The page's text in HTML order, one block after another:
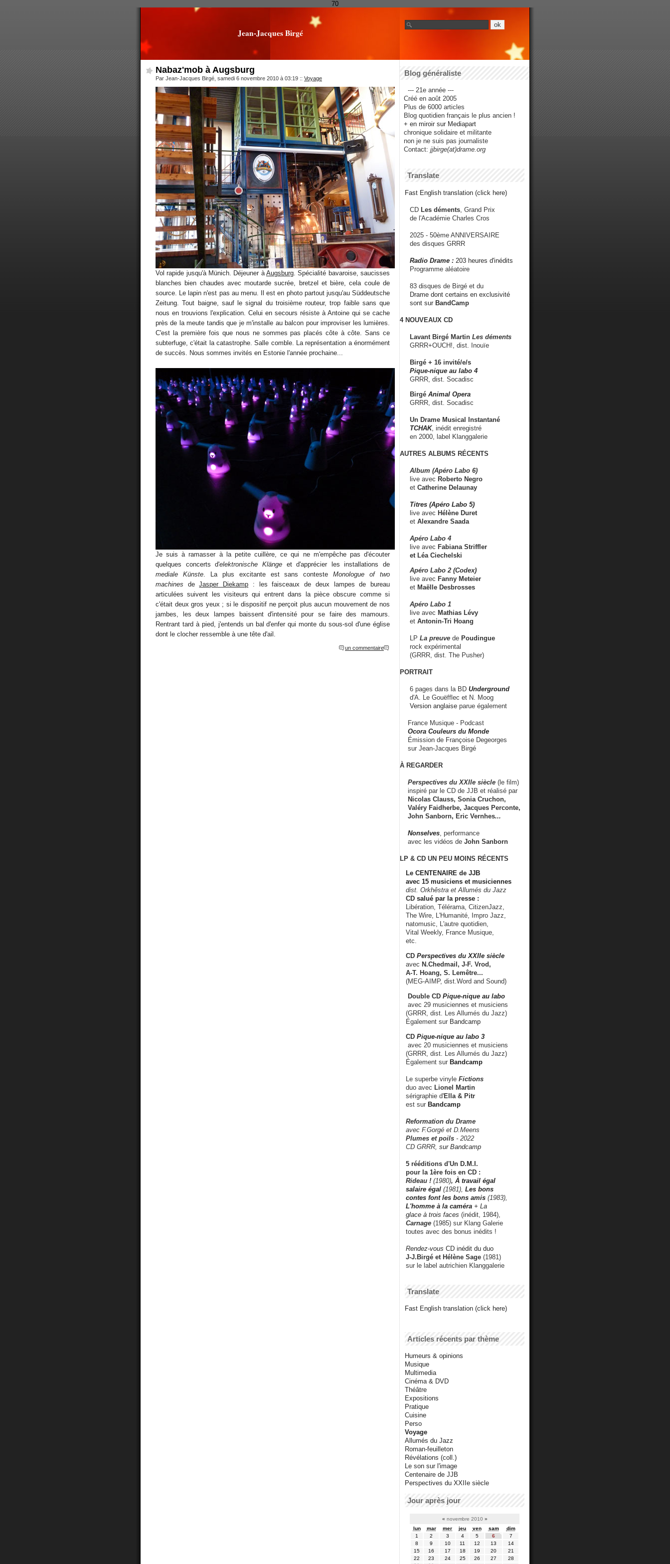
70
Jean-Jacques Birgé
Nabaz'mob à Augsburg
Par Jean-Jacques Birgé, samedi 6 novembre 2010 à 03:19 :: Voyage
Vol rapide jusqu'à Münich. Déjeuner à Augsburg . Spécialité bavaroise, saucisses
blanches bien chaudes avec moutarde sucrée, bretzel et bière, cela coule de
source. Le lapin n'est pas au menu. Il est en photo partout jusqu'au Süddeutsche
Zeitung. Tout baigne, sauf le signal du troisième routeur, trop faible sans que
nous en trouvions l'explication. Celui en secours résiste à Antoine qui se cache
près de la meute tandis que je m'installe au balcon pour improviser les lumières.
C'est la première fois que nous ne sommes pas placés côte à côte. Sans ce
subterfuge, c'était la catastrophe. Salle comble. La représentation a énormément
de succès. Nous sommes invités en Estonie l'année prochaine...
Je suis à ramasser à la petite cuillère, ce qui ne m'empêche pas d'écouter
quelques concerts d'elektronische Klängeet d'apprécier les installations de
mediale Künste. La plus excitante est sans contesteMonologue of two
machines deJasper Diekamp : les faisceaux de deux lampes de bureau
articulées suivent les visiteurs qui entrent dans la pièce obscure comme si
c'était deux gros yeux ; si le dispositif ne perçoit plus aucun mouvement de nos
jambes, les deux lampes baissent d'intensité pour se faire des mamours.
Rentrant tard à pied, j'entends un bal d'enfer qui monte du sous-sol d'une église
dont le clocher ressemble à une tête d'ail.
un commentaire
Blog généraliste
--- 21e année ---
Créé en août 2005
Plus de 6000 articles
Blog quotidien français le plus ancien !
+ en miroir sur Mediapart
chronique solidaire et militante
non je ne suis pas journaliste
Contact: jjbirge(at)drame.org
Translate
Fast English translation (click here)
CD Les déments , Grand Prix
de l'Académie Charles Cros
2025 - 50ème ANNIVERSAIRE
des disques GRRR
Radio Drame : 203 heures d'inédits
Programme aléatoire
83 disques de Birgé et du
Drame dont certains en exclusivité
sont sur BandCamp
4 NOUVEAUX CD
Lavant Birgé Martin Les déments
GRRR+OUCH!, dist. Inouïe
Birgé + 16 invité/e/s
Pique-nique au labo 4
GRRR, dist. Socadisc
Birgé Animal Opera
GRRR, dist. Socadisc
Un Drame Musical Instantané
TCHAK, inédit enregistré
en 2000, label Klanggalerie
AUTRES ALBUMS RÉCENTS
Album (Apéro Labo 6)
live avec Roberto Negro
et Catherine Delaunay
Titres (Apéro Labo 5)
live avec Hélène Duret
et Alexandre Saada
Apéro Labo 4
live avec Fabiana Striffler
et Léa Ciechelski
Apéro Labo 2 (Codex)
live avec Fanny Meteier
et Maëlle Desbrosses
Apéro Labo 1
live avec Mathias Lévy
et Antonin-Tri Hoang
LP La preuve de Poudingue
rock expérimental
(GRRR, dist. The Pusher)
PORTRAIT
6 pages dans la BD Underground
d'A. Le Gouëfflec et N. Moog
Version anglaise parue également
France Musique - Podcast
Ocora Couleurs du Monde
Émission de Françoise Degeorges
sur Jean-Jacques Birgé
À REGARDER
Perspectives du XXIIe siècle (le film)
inspiré par le CD de JJB et réalisé par
Nicolas Clauss, Sonia Cruchon,
Valéry Faidherbe, Jacques Perconte,
John Sanborn, Eric Vernhes...
Nonselves , performance
avec les vidéos de John Sanborn
LP & CD UN PEU MOINS RÉCENTS
Le CENTENAIRE de JJB
avec 15 musiciens et musiciennes
dist. Orkhêstra et Allumés du Jazz
CD salué par la presse :
Libération, Télérama, CitizenJazz,
The Wire, L'Humanité, Impro Jazz,
natomusic, L'autre quotidien,
Vital Weekly, France Musique,
etc.
CD Perspectives du XXIIe siècle
avec N.Chedmail, J-F. Vrod,
A-T. Hoang, S. Lemêtre...
(MEG-AIMP, dist.Word and Sound)
Double CD Pique-nique au labo
avec 29 musiciennes et musiciens
(GRRR, dist. Les Allumés du Jazz)
Également sur Bandcamp
CD Pique-nique au labo 3
avec 20 musiciennes et musiciens
(GRRR, dist. Les Allumés du Jazz)
Également sur Bandcamp
Le superbe vinyle Fictions
duo avec Lionel Martin
sérigraphie d'Ella & Pitr
est sur Bandcamp
Reformation du Drame
avec F.Gorgé et D.Meens
Plumes et poils - 2022
CD GRRR, sur Bandcamp
5 rééditions d'Un D.M.I.
pour la 1ère fois en CD :
Rideau ! (1980), À travail égal
salaire égal (1981), Les bons
contes font les bons amis (1983),
L'homme à la caméra + La
glace à trois faces (inédit, 1984),
Carnage (1985) sur Klang Galerie
toutes avec des bonus inédits !
Rendez-vous CD inédit du duo
J-J.Birgé et Hélène Sage (1981)
sur le label autrichien Klanggalerie
Translate
Fast English translation (click here)
Articles récents par thème
Humeurs & opinions
Musique
Multimedia
Cinéma & DVD
Théâtre
Expositions
Pratique
Cuisine
Perso
Voyage
Allumés du Jazz
Roman-feuilleton
Révélations (coll.)
Le son sur l'image
Centenaire de JJB
Perspectives du XXIIe siècle
Jour après jour
« novembre 2010 »
lun
mar mer jeu ven sam
dim
1
2 3 4 5 6
7
8
9 10 11 12 13
14
15
16 17 18 19 20
21
22
23 24 25 26 27
28